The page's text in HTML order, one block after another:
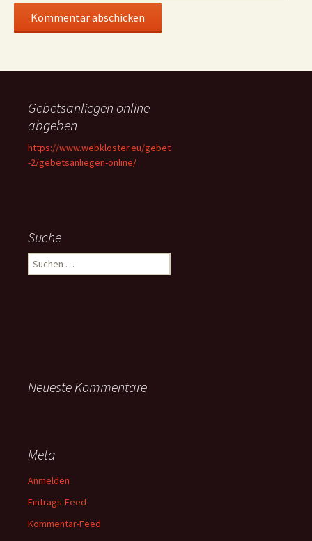
Gebetsanliegen online
abgeben
https://www.webkloster.eu/gebet
-2/gebetsanliegen-online/
Suche
Suchen
nach:
Neueste Kommentare
Meta
Anmelden
Eintrags-Feed
Kommentar-Feed